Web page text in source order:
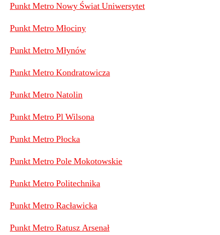
Punkt Metro Nowy Świat Uniwersytet
Punkt Metro Młociny
Punkt Metro Młynów
Punkt Metro Kondratowicza
Punkt Metro Natolin
Punkt Metro Pl Wilsona
Punkt Metro Płocka
Punkt Metro Pole Mokotowskie
Punkt Metro Politechnika
Punkt Metro Racławicka
Punkt Metro Ratusz Arsenał